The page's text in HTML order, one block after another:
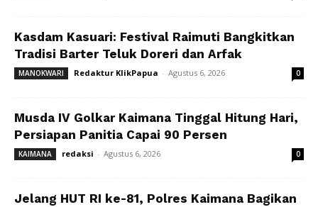
Kasdam Kasuari: Festival Raimuti Bangkitkan
Tradisi Barter Teluk Doreri dan Arfak
MANOKWARI Redaktur KlikPapua - Agustus 6, 2026 0
Musda IV Golkar Kaimana Tinggal Hitung Hari,
Persiapan Panitia Capai 90 Persen
KAIMANA redaksi - Agustus 6, 2026 0
Jelang HUT RI ke-81, Polres Kaimana Bagikan